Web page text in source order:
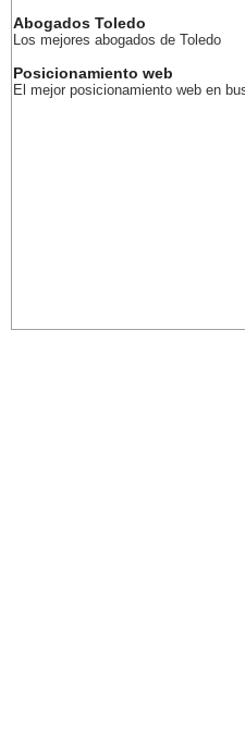
Abogados Toledo
Los mejores abogados de Toledo
Posicionamiento web
El mejor posicionamiento web en